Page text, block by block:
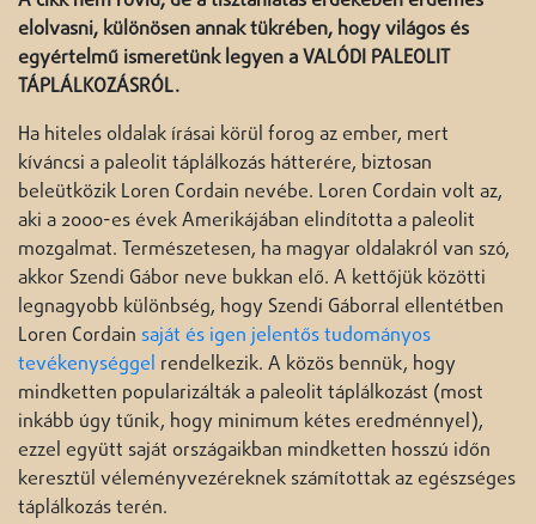
elolvasni, különösen annak tükrében, hogy világos és
egyértelmű ismeretünk legyen a VALÓDI PALEOLIT
TÁPLÁLKOZÁSRÓL.
Ha hiteles oldalak írásai körül forog az ember, mert
kíváncsi a paleolit táplálkozás hátterére, biztosan
beleütközik Loren Cordain nevébe. Loren Cordain volt az,
aki a 2000-es évek Amerikájában elindította a paleolit
mozgalmat. Természetesen, ha magyar oldalakról van szó,
akkor Szendi Gábor neve bukkan elő. A kettőjük közötti
legnagyobb különbség, hogy Szendi Gáborral ellentétben
Loren Cordain saját és igen jelentős tudományos
tevékenységgel rendelkezik. A közös bennük, hogy
mindketten popularizálták a paleolit táplálkozást (most
inkább úgy tűnik, hogy minimum kétes eredménnyel),
ezzel együtt saját országaikban mindketten hosszú időn
keresztül véleményvezéreknek számítottak az egészséges
táplálkozás terén.